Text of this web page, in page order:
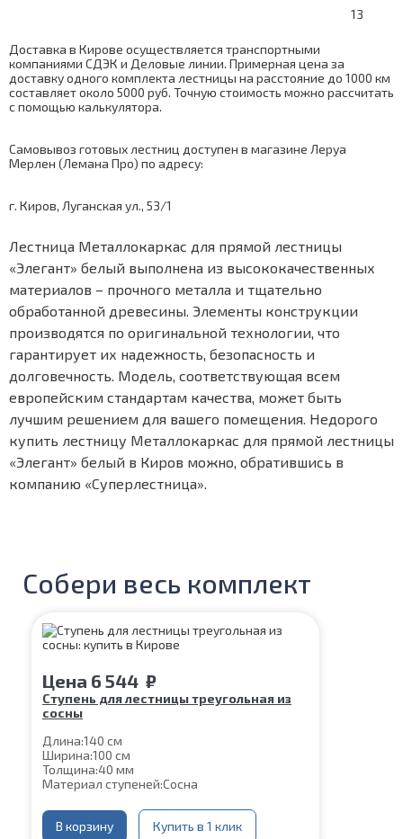
13
Доставка в Кирове осуществляется транспортными
компаниями СДЭК и Деловые линии. Примерная цена за
доставку одного комплекта лестницы на расстояние до 1000 км
составляет около 5000 руб. Точную стоимость можно рассчитать
с помощью калькулятора.
Самовывоз готовых лестниц доступен в магазине Леруа
Мерлен (Лемана Про) по адресу:
г. Киров, Луганская ул., 53/1
Лестница Металлокаркас для прямой лестницы
«Элегант» белый выполнена из высококачественных
материалов – прочного металла и тщательно
обработанной древесины. Элементы конструкции
производятся по оригинальной технологии, что
гарантирует их надежность, безопасность и
долговечность. Модель, соответствующая всем
европейским стандартам качества, может быть
лучшим решением для вашего помещения. Недорого
купить лестницу Металлокаркас для прямой лестницы
«Элегант» белый в Киров можно, обратившись в
компанию «Суперлестница».
Собери весь комплект
Цена 6 544 ₽
Ступень для лестницы треугольная из
сосны
Длина:140 см
Ширина:100 см
Толщина:40 мм
Материал ступеней:Сосна
В корзину Купить в 1 клик